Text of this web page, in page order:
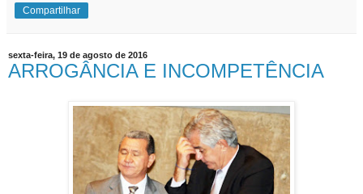
Compartilhar
sexta-feira, 19 de agosto de 2016
ARROGÂNCIA E INCOMPETÊNCIA